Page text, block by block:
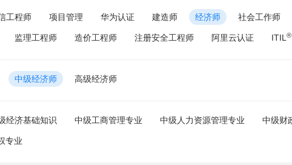
工程师 项目管理 华为认证 建造师 经济师 社会工作师
监理工程师 造价工程师 注册安全工程师 阿里云认证 ITIL ®
中级经济师 高级经济师
经济基础知识 中级工商管理专业 中级人力资源管理专业 中级财
专业